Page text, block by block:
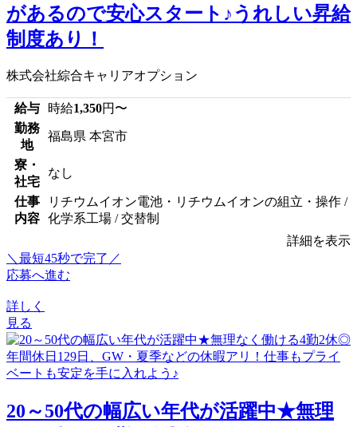
があるので安心スタート♪うれしい昇給
制度あり！
株式会社綜合キャリアオプション
給与 時給1,350円〜
勤務
地
福島県 本宮市
寮・
社宅
なし
仕事
内容
リチウムイオン電池・リチウムイオンの組立・操作 /
化学系工場 / 交替制
詳細を表示
＼最短45秒で完了／
応募へ進む
詳しく
見る
20～50代の幅広い年代が活躍中★無理